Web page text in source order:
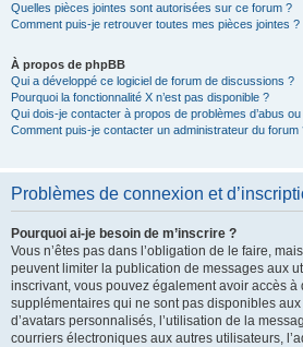
Quelles pièces jointes sont autorisées sur ce forum ?
Comment puis-je retrouver toutes mes pièces jointes ?
À propos de phpBB
Qui a développé ce logiciel de forum de discussions ?
Pourquoi la fonctionnalité X n’est pas disponible ?
Qui dois-je contacter à propos de problèmes d’abus
Comment puis-je contacter un administrateur du forum
Problèmes de connexion et
Pourquoi ai-je besoin de m’inscrire ?
Vous n’êtes pas dans l’obligation de le faire,
peuvent limiter la publication de messages aux
inscrivant, vous pouvez également avoir accès à
supplémentaires qui ne sont pas disponibles aux
d’avatars personnalisés, l’utilisation de la
courriers électroniques aux autres utilisateurs,